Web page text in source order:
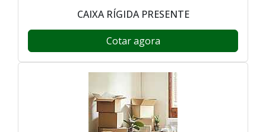
CAIXA RÍGIDA PRESENTE
Cotar agora